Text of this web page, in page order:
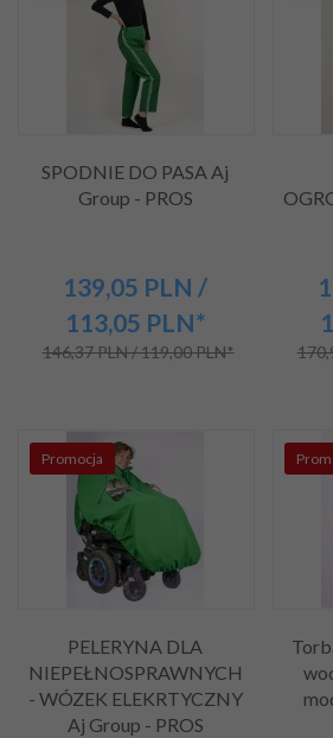
SPODNIE DO PASA Aj
Group - PROS
139,05 PLN /
113,05 PLN*
146,37 PLN / 119,00 PLN*
Promocja
PELERYNA DLA
NIEPEŁNOSPRAWNYCH
- WÓZEK ELEKRTYCZNY
Aj Group - PROS